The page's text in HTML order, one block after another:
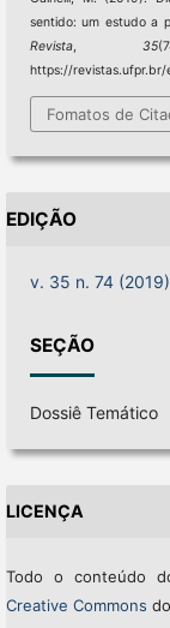
sentido: um estudo a
Revista, 35
https://
Fomatos de
EDIÇÃO
v. 35 n. 74 (2019)
SEÇÃO
Dossiê Temático
LICENÇA
Todo o conteúdo
Creative Commons